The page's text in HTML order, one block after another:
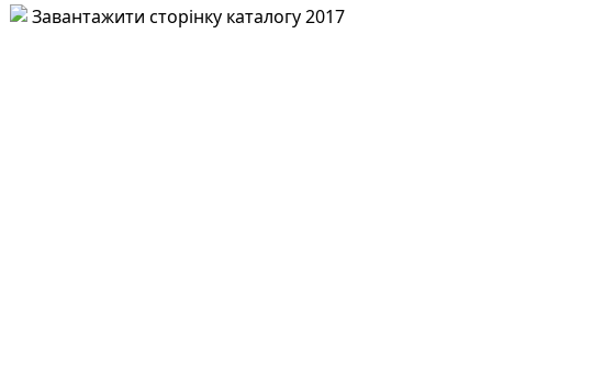
Завантажити сторінку каталогу 2017